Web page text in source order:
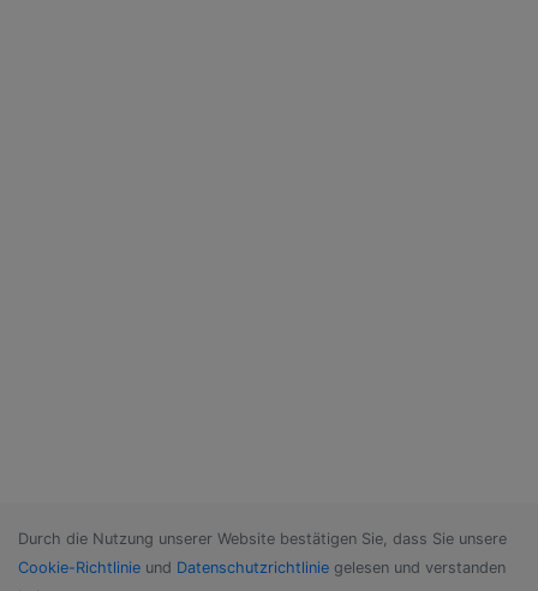
Durch die Nutzung unserer Website bestätigen Sie, dass Sie unsere
Cookie-Richtlinie und Datenschutzrichtlinie gelesen und verstanden